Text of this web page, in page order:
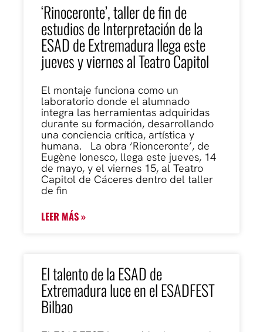
‘Rinoceronte’, taller de fin de
estudios de Interpretación de la
ESAD de Extremadura llega este
jueves y viernes al Teatro Capitol
El montaje funciona como un
laboratorio donde el alumnado
integra las herramientas adquiridas
durante su formación, desarrollando
una conciencia crítica, artística y
humana. La obra ‘Rionceronte’, de
Eugène Ionesco, llega este jueves, 14
de mayo, y el viernes 15, al Teatro
Capitol de Cáceres dentro del taller
de fin
LEER MÁS »
El talento de la ESAD de
Extremadura luce en el ESADFEST
Bilbao